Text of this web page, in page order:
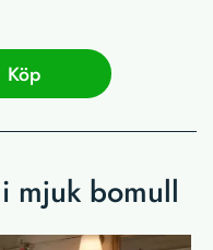
Köp
mjuk bomull